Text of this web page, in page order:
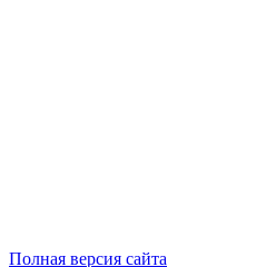
Полная версия сайта